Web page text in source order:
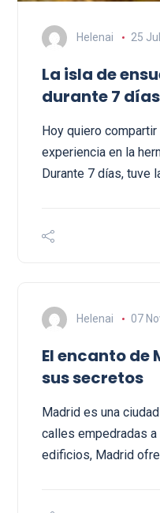
Helenai 25
La isla de
durante 7 días
Hoy quiero
experiencia en la
Durante 7 días, tuve
Helenai 07
El encanto de
sus secretos
Madrid es una
calles empedradas
edificios, Madrid